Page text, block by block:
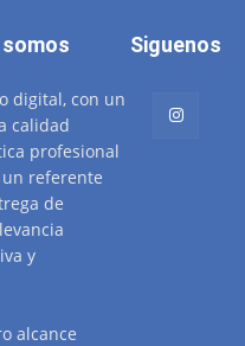
somos
digital, con un
calidad
profesional
referente
de
y
alcance
Siguenos